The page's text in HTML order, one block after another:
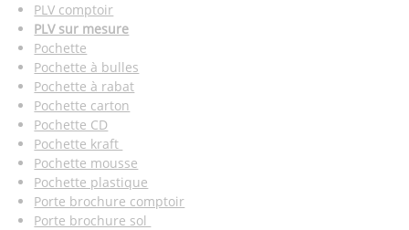
PLV comptoir
PLV sur mesure
Pochette
Pochette à bulles
Pochette à rabat
Pochette carton
Pochette CD
Pochette kraft
Pochette mousse
Pochette plastique
Porte brochure comptoir
Porte brochure sol